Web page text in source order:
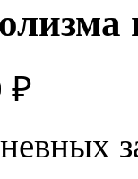
₽